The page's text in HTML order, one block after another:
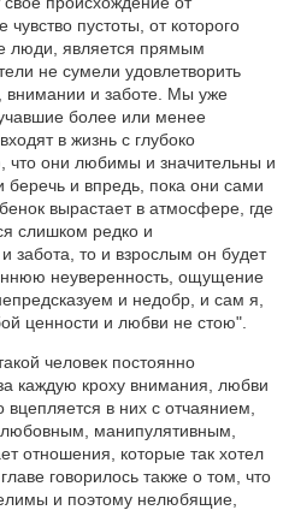
пустоты, от которого
люди, является прямым
не сумели удовлетворить
внимании и заботе. Мы уже
более или менее
в жизнь с глубоко
что они любимы и значительны и
беречь и впредь, пока они сами
вырастает в атмосфере, где
слишком редко и
забота, то и взрослым он будет
неуверенность, ощущение
и недобр, и сам я,
ценности и любви не стою".
человек постоянно
каждую кроху внимания, любви
в них с отчаянием,
манипулятивным,
отношения, которые так хотел
говорилось также о том, что
и поэтому нелюбящие,